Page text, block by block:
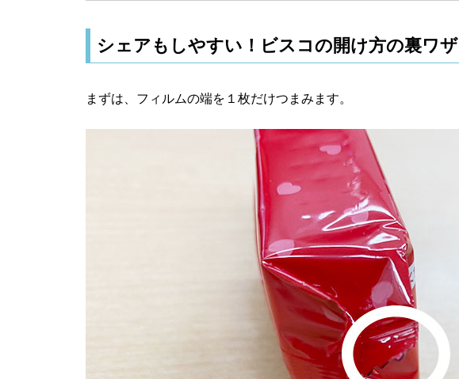
シェアもしやすい！ビスコの開け方の裏ワザ
まずは、フィルムの端を１枚だけつまみます。